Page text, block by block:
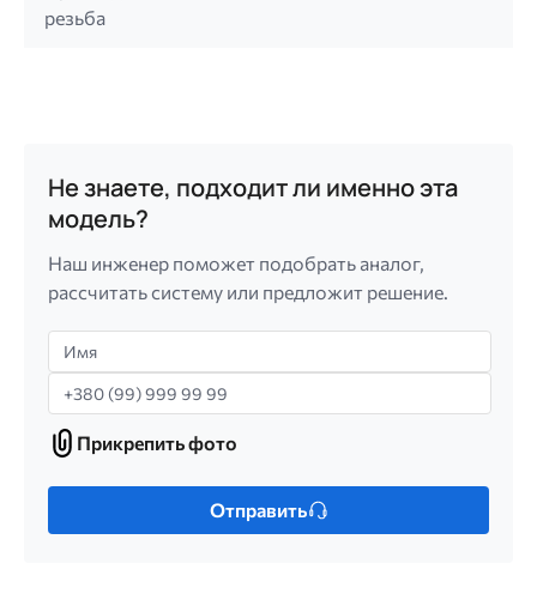
резьба
Не знаете, подходит ли именно эта
модель?
Наш инженер поможет подобрать аналог,
рассчитать систему или предложит решение.
Имя
Телефон
Прикрепить
фото
Прикрепить фото
Только
Отправить